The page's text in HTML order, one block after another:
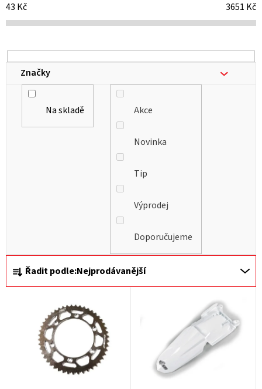
Ř
a
Řadit podle:Nejprodávanější
43 Kč 3651 Kč
Na skladě Akce
Novinka
Tip
Výprodej
Doporučujeme
Značky
p
r
o
d